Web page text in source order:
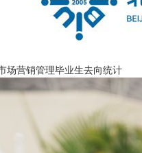
营销管理毕业生去向统计